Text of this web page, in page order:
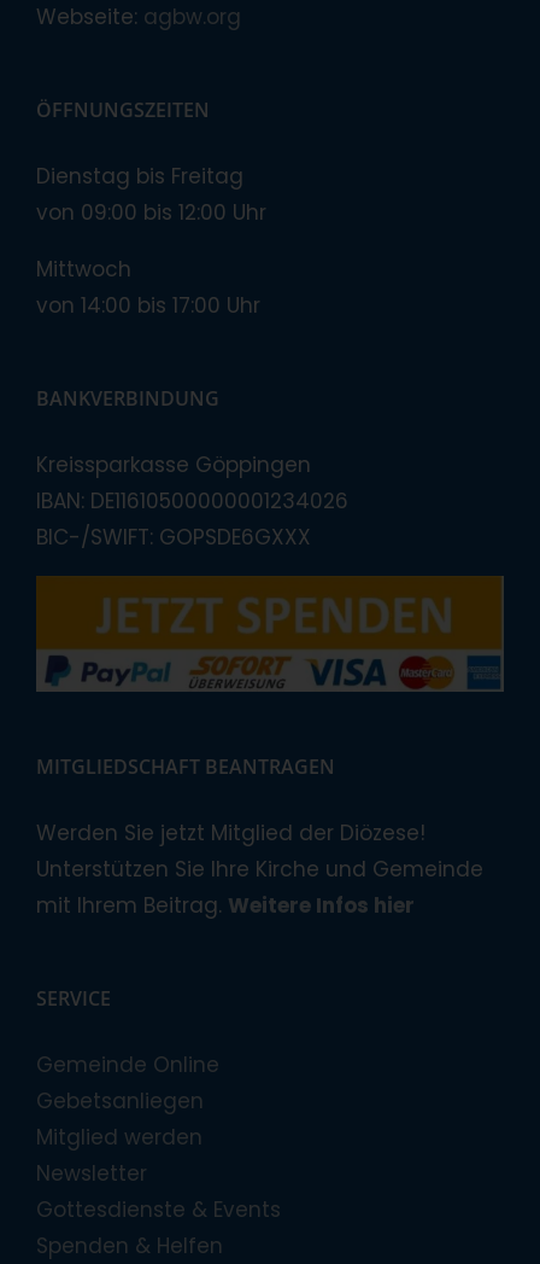
Webseite: agbw.org
ÖFFNUNGSZEITEN
Dienstag bis Freitag
von 09:00 bis 12:00 Uhr
Mittwoch
von 14:00 bis 17:00 Uhr
BANKVERBINDUNG
Kreissparkasse Göppingen
IBAN: DE11610500000001234026
BIC-/SWIFT: GOPSDE6GXXX
MITGLIEDSCHAFT BEANTRAGEN
Werden Sie jetzt Mitglied der Diözese!
Unterstützen Sie Ihre Kirche und Gemeinde
mit Ihrem Beitrag. Weitere Infos hier
SERVICE
Gemeinde Online
Gebetsanliegen
Mitglied werden
Newsletter
Gottesdienste & Events
Spenden & Helfen